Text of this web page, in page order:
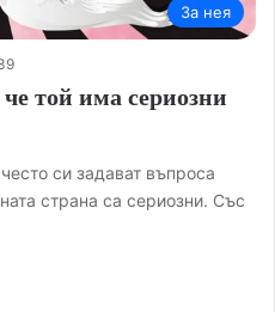
За нея
той има сериозни
си задават въпроса
страна са сериозни. Със